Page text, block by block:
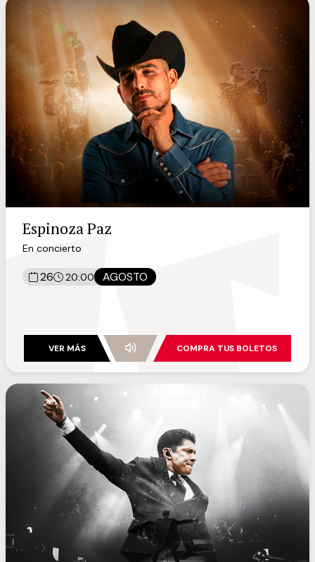
Espinoza Paz
En concierto
26 20:00 AGOSTO
VER MÁS COMPRA TUS BOLETOS